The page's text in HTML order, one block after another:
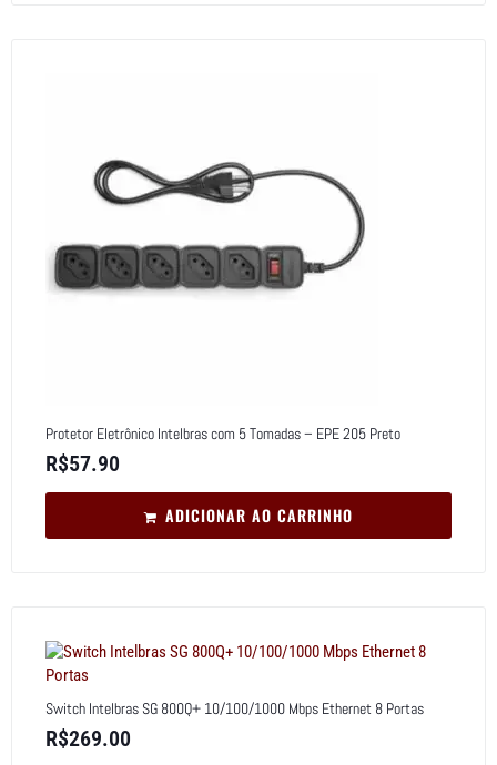
Protetor Eletrônico Intelbras com 5 Tomadas – EPE 205 Preto
R$57.90
ADICIONAR AO CARRINHO
Switch Intelbras SG 800Q+ 10/100/1000 Mbps Ethernet 8 Portas
R$269.00